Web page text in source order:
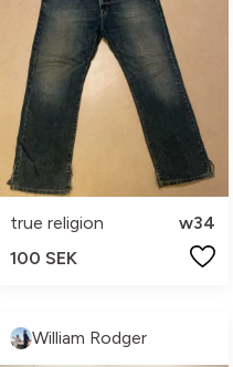
true religion
w34
100 SEK
William Rodger